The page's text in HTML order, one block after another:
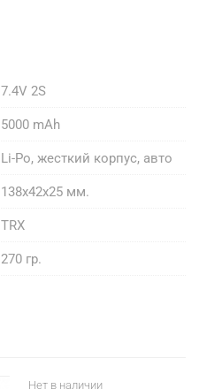
7.4V 2S
5000 mAh
Li-Po, жесткий корпус, авто
138x42x25 мм.
TRX
270 гр.
Нет в наличии